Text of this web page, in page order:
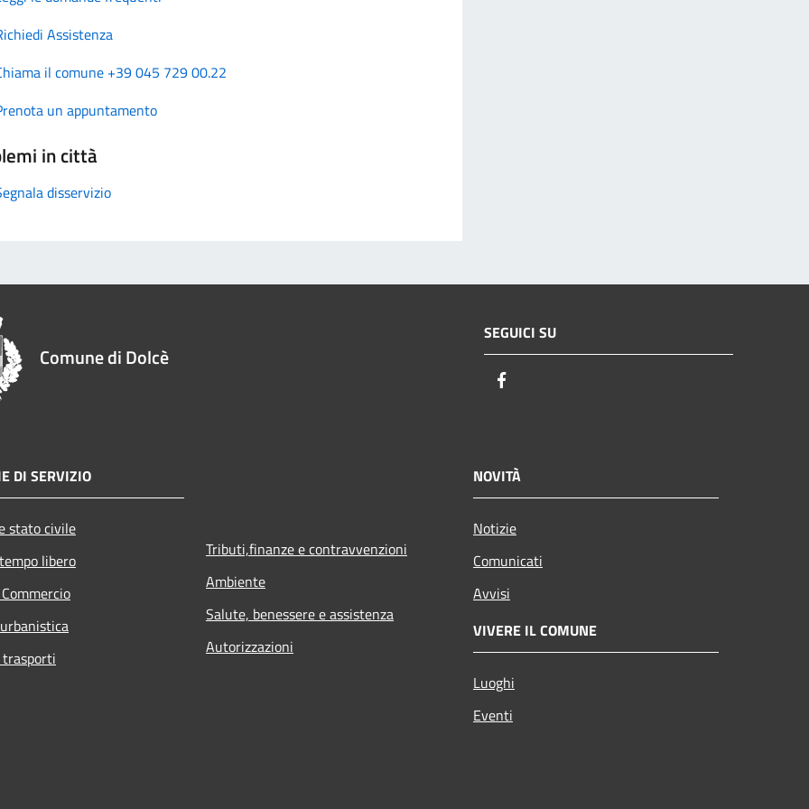
Assistenza
il comune +39 045 729 00.22
un appuntamento
in città
disservizio
Comune di Dolcè
SEGUICI SU
DI SERVIZIO
stato civile
libero
Tributi,finanze e contravvenzioni
Ambiente
Salute, benessere e assistenza
Autorizzazioni
NOVITÀ
Notizie
Comunicati
Avvisi
VIVERE IL COMUNE
Luoghi
Eventi